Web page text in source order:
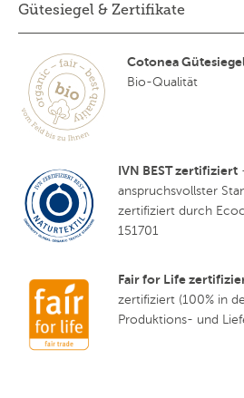
Gütesiegel & Zertifikate
Cotonea
Bio-Qualität
IVN BEST zertifiziert
anspruchsvollster
zertifiziert durch
151701
Fair for Life
zertifiziert (100% in
Produktions- und